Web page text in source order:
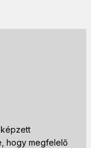
hogy megfelelő